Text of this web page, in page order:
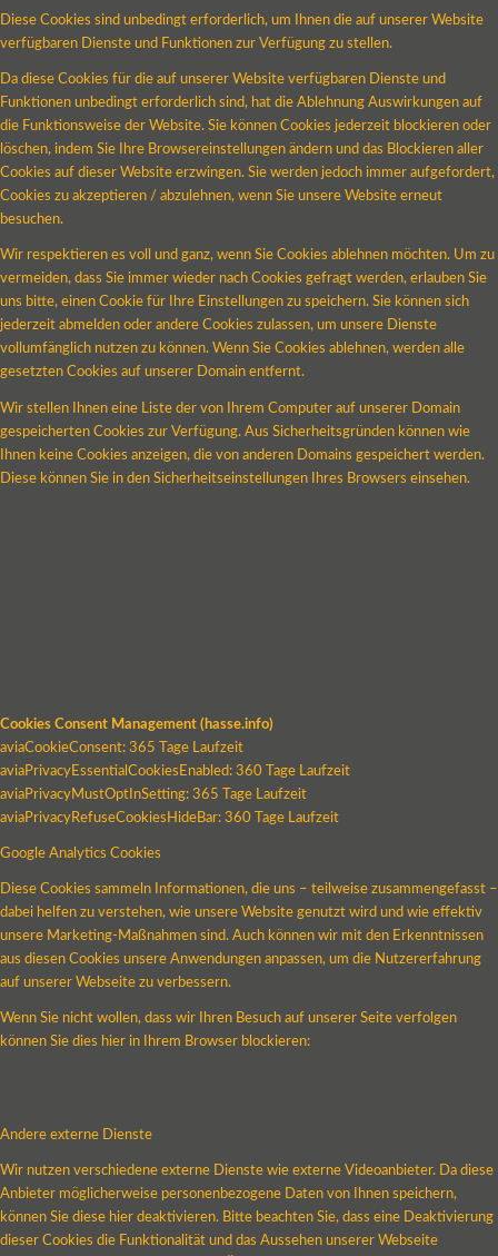
Diese Cookies sind unbedingt erforderlich, um Ihnen die auf unserer Website
verfügbaren Dienste und Funktionen zur Verfügung zu stellen.
Da diese Cookies für die auf unserer Website verfügbaren Dienste und
Funktionen unbedingt erforderlich sind, hat die Ablehnung Auswirkungen auf
die Funktionsweise der Website. Sie können Cookies jederzeit blockieren oder
löschen, indem Sie Ihre Browsereinstellungen ändern und das Blockieren aller
Cookies auf dieser Website erzwingen. Sie werden jedoch immer aufgefordert,
Cookies zu akzeptieren / abzulehnen, wenn Sie unsere Website erneut
besuchen.
Wir respektieren es voll und ganz, wenn Sie Cookies ablehnen möchten. Um zu
vermeiden, dass Sie immer wieder nach Cookies gefragt werden, erlauben Sie
uns bitte, einen Cookie für Ihre Einstellungen zu speichern. Sie können sich
jederzeit abmelden oder andere Cookies zulassen, um unsere Dienste
vollumfänglich nutzen zu können. Wenn Sie Cookies ablehnen, werden alle
gesetzten Cookies auf unserer Domain entfernt.
Wir stellen Ihnen eine Liste der von Ihrem Computer auf unserer Domain
gespeicherten Cookies zur Verfügung. Aus Sicherheitsgründen können wie
Ihnen keine Cookies anzeigen, die von anderen Domains gespeichert werden.
Diese können Sie in den Sicherheitseinstellungen Ihres Browsers einsehen.
Cookies Consent Management (hasse.info)
aviaCookieConsent: 365 Tage Laufzeit
aviaPrivacyEssentialCookiesEnabled: 360 Tage Laufzeit
aviaPrivacyMustOptInSetting: 365 Tage Laufzeit
aviaPrivacyRefuseCookiesHideBar: 360 Tage Laufzeit
Google Analytics Cookies
Diese Cookies sammeln Informationen, die uns – teilweise zusammengefasst –
dabei helfen zu verstehen, wie unsere Website genutzt wird und wie effektiv
unsere Marketing-Maßnahmen sind. Auch können wir mit den Erkenntnissen
aus diesen Cookies unsere Anwendungen anpassen, um die Nutzererfahrung
auf unserer Webseite zu verbessern.
Wenn Sie nicht wollen, dass wir Ihren Besuch auf unserer Seite verfolgen
können Sie dies hier in Ihrem Browser blockieren:
Andere externe Dienste
Wir nutzen verschiedene externe Dienste wie externe Videoanbieter. Da diese
Anbieter möglicherweise personenbezogene Daten von Ihnen speichern,
können Sie diese hier deaktivieren. Bitte beachten Sie, dass eine Deaktivierung
dieser Cookies die Funktionalität und das Aussehen unserer Webseite